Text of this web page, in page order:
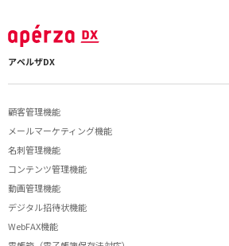
アペルザDX
顧客管理機能
メールマーケティング機能
名刺管理機能
コンテンツ管理機能
動画管理機能
デジタル招待状機能
WebFAX機能